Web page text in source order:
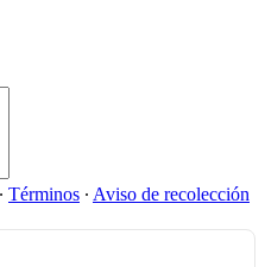
∙ Términos ∙ Aviso de recolección